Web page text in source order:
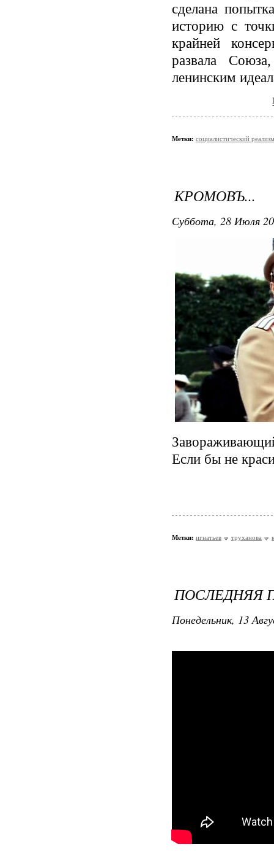
сделана
историю с
крайней
развала
ленинским
Метки: социалистический реализм
КРОМОВЪ...
Суббота, 28 Июля
Если бы не
Метки: игнатьев труханова
ПОСЛЕДНЯЯ
Понедельник, 13